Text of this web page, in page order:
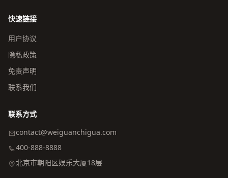
快速链接
用户协议
隐私政策
免责声明
联系我们
联系方式
contact@weiguanchigua.com
400-888-8888
北京市朝阳区娱乐大厦18层